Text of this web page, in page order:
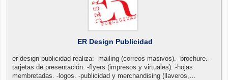
ER Design Publicidad
er design publicidad realiza: -mailing (correos masivos). -brochure. -
tarjetas de presentación. -flyers (impresos y virtuales). -hojas
membretadas. -logos. -publicidad y merchandising (llaveros,